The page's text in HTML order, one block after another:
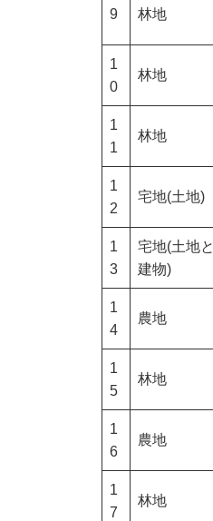
9 林地
1
0
林地
1
1
林地
1
2
宅地(土地)
1
3
宅地(土地と
建物)
1
4
農地
1
5
林地
1
6
農地
1
7
林地